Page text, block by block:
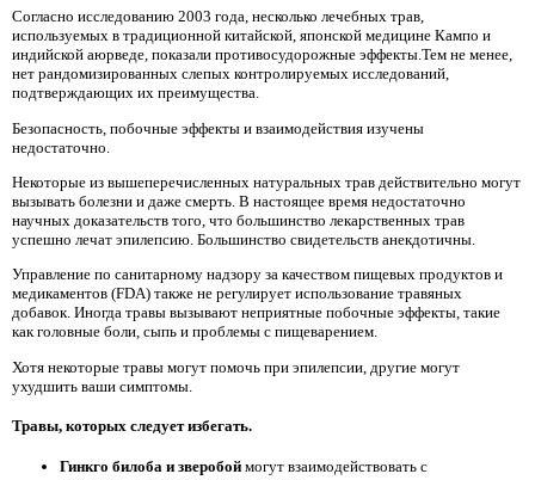
Согласно исследованию 2003 года, несколько лечебных трав,
используемых в традиционной китайской, японской медицине Кампо и
индийской аюрведе, показали противосудорожные эффекты.Тем не менее,
нет рандомизированных слепых контролируемых исследований,
подтверждающих их преимущества.
Безопасность, побочные эффекты и взаимодействия изучены
недостаточно.
Некоторые из вышеперечисленных натуральных трав действительно могут
вызывать болезни и даже смерть. В настоящее время недостаточно
научных доказательств того, что большинство лекарственных трав
успешно лечат эпилепсию. Большинство свидетельств анекдотичны.
Управление по санитарному надзору за качеством пищевых продуктов и
медикаментов (FDA) также не регулирует использование травяных
добавок. Иногда травы вызывают неприятные побочные эффекты, такие
как головные боли, сыпь и проблемы с пищеварением.
Хотя некоторые травы могут помочь при эпилепсии, другие могут
ухудшить ваши симптомы.
Травы, которых следует избегать.
Гинкго билоба и зверобой могут взаимодействовать с